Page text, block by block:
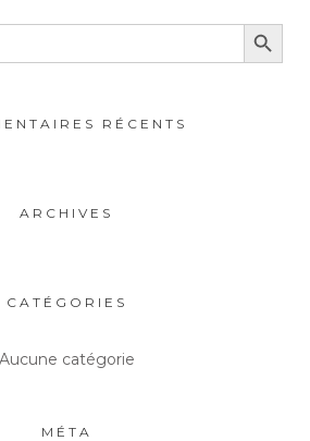
Search Button
RÉCENTS
ARCHIVES
CATÉGORIES
Aucune catégorie
MÉTA